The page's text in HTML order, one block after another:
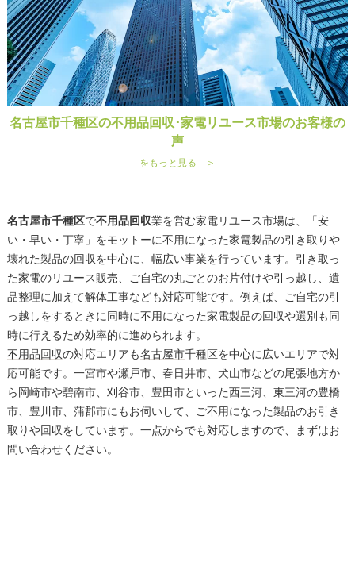
名古屋市千種区の不用品回収･家電リユース市場のお客様の
声
をもっと見る ＞
名古屋市千種区で不用品回収業を営む家電リユース市場は、「安
い・早い・丁寧」をモットーに不用になった家電製品の引き取りや
壊れた製品の回収を中心に、幅広い事業を行っています。引き取っ
た家電のリユース販売、ご自宅の丸ごとのお片付けや引っ越し、遺
品整理に加えて解体工事なども対応可能です。例えば、ご自宅の引
っ越しをするときに同時に不用になった家電製品の回収や選別も同
時に行えるため効率的に進められます。
不用品回収の対応エリアも名古屋市千種区を中心に広いエリアで対
応可能です。一宮市や瀬戸市、春日井市、犬山市などの尾張地方か
ら岡崎市や碧南市、刈谷市、豊田市といった西三河、東三河の豊橋
市、豊川市、蒲郡市にもお伺いして、ご不用になった製品のお引き
取りや回収をしています。一点からでも対応しますので、まずはお
問い合わせください。